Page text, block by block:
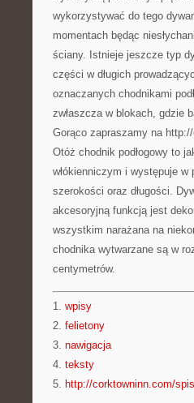
wykorzystywać do tego
momentach będąc
ściany. Istnieje jeszcze typ
części w długich
oznaczanych chodnikami
zwłaszcza w blokach, gdzie
Gorąco zapraszamy na
Otóż chodnik podłogowy to
włókienniczym i występuje
szerokości oraz długości.
akcesoryjną funkcją jest
wszystkim narażana na
chodnika wytwarzane są w
centymetrów.
1. wpisy
2. felietony
3. nawigacja
4. teksty
5. http://corktowninn.com/